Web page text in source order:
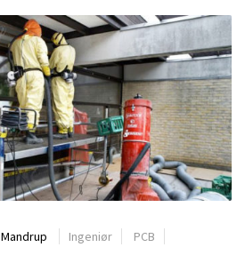
Mandrup Ingeniør
PCB